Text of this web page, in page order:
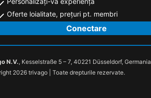
Oferte loialitate, prețuri pt. membri
Conectare
N.V., Kesselstraße 5 – 7, 40221 Düsseldorf, Germania
2026 trivago | Toate drepturile rezervate.